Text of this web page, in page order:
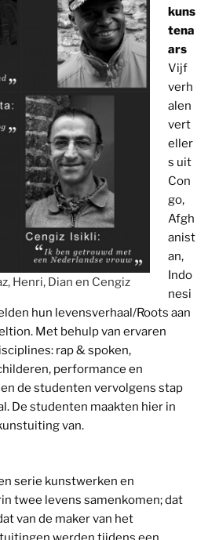
Henri, Dian en Cengiz
kuns
tena
ars
Vijf
verh
alen
vert
eller
s uit
Con
go,
Afgh
anist
an,
Indo
nesi
hun levensverhaal/Roots aan
Met behulp van ervaren
rap & spoken,
performance en
de studenten vervolgens stap
De studenten maakten hier in
van.
serie kunstwerken en
twee levens samenkomen; dat
van de maker van het